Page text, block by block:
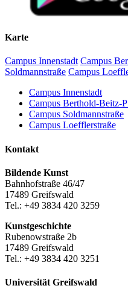
Karte
Campus Innenstadt Campus
Soldmannstraße Campus
Campus Innenstadt
Campus Berthold-Beitz-
Campus Soldmannstraße
Campus Loefflerstraße
Kontakt
Bildende Kunst
Bahnhofstraße 46/47
17489 Greifswald
Tel.: +49 3834 420 3259
Kunstgeschichte
Rubenowstraße 2b
17489 Greifswald
Tel.: +49 3834 420 3251
Universität Greifswald